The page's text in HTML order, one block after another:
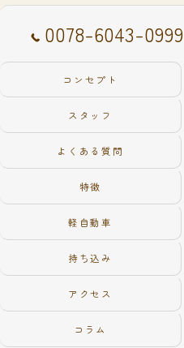
0078-6043-0999
コンセプト
スタッフ
よくある質問
特徴
軽自動車
持ち込み
アクセス
コラム